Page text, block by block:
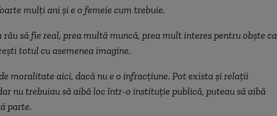
mulți ani și e o femeie cum trebuie.
să fie real, prea multă muncă, prea mult interes pentru obște ca
totul cu asemenea imagine.
moralitate aici, dacă nu e o infracțiune. Pot exista și relații
nu trebuiau să aibă loc într-o instituție publică, puteau să aibă
parte.